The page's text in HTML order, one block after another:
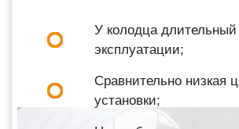
У колодца длительный
эксплуатации;
Сравнительно низкая
установки;